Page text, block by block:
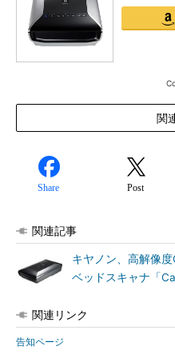
関
Share Post
関連記事
キヤノン、高解像
ベッドスキャナ「
関連リンク
告知ページ